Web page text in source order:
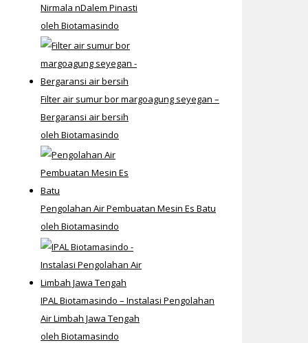
Nirmala nDalem Pinasti
oleh Biotamasindo
Filter air sumur bor margoagung seyegan –
Bergaransi air bersih
oleh Biotamasindo
Pengolahan Air Pembuatan Mesin Es Batu
oleh Biotamasindo
IPAL Biotamasindo – Instalasi Pengolahan
Air Limbah Jawa Tengah
oleh Biotamasindo